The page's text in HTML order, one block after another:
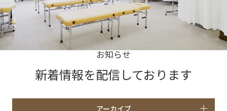
お知らせ
新着情報を配信しております
アーカイブ